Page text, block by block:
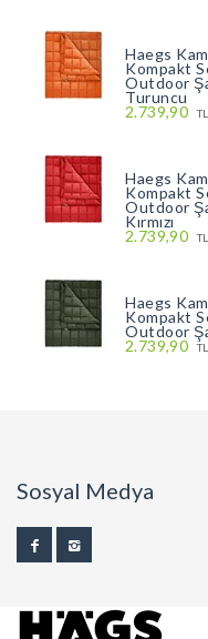
Haegs
Kompakt
Outdoor
Turuncu
2.739,90
Haegs
Kompakt
Outdoor
Kırmızı
2.739,90
Haegs
Kompakt
Outdoor
2.739,90
Sosyal Medya